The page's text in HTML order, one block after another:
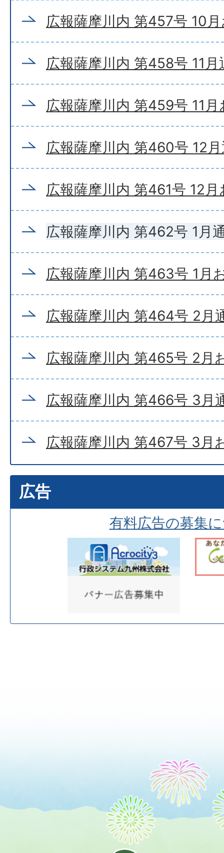
広報薩摩川内 第457号 10
広報薩摩川内 第458号 11月
広報薩摩川内 第459号 11
広報薩摩川内 第460号 12
広報薩摩川内 第461号 12
広報薩摩川内 第462号 1月
広報薩摩川内 第463号 1月
広報薩摩川内 第464号 2月
広報薩摩川内 第465号 2月
広報薩摩川内 第466号 3月
広報薩摩川内 第467号 3月
広告
有料広告の募集